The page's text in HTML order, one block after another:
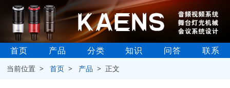
首页 产品 分类 知识 问答 联系
当前位置 >首页 > 产品 > 正文